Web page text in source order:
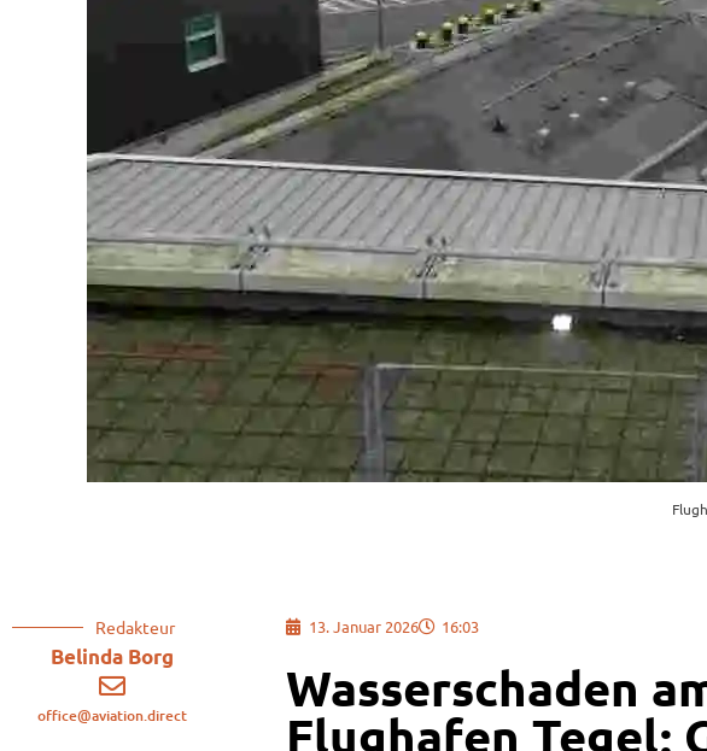
Redakteur
Belinda Borg
office@aviation.direct
13. Januar 2026 16:03
Wasserschaden
Flughafen Tegel: